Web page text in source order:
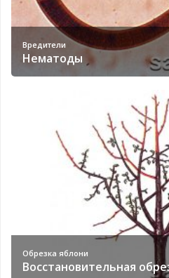
Вредители
Нематоды
Обрезка яблони
Восстановительная